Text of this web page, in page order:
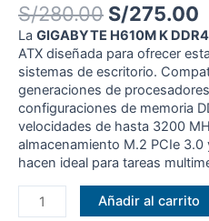
S/280.00 El
precio
original
era:
S/280.00.
S/275.00
La GIGABYTE H610M K DDR4
ATX diseñada para ofrecer
sistemas de escritorio.
generaciones de
configuraciones de memoria
velocidades de hasta 3200
almacenamiento M.2 PCIe
hacen ideal para tareas
MOTHERBOARD
GIGABYTE
Añadir al carrito